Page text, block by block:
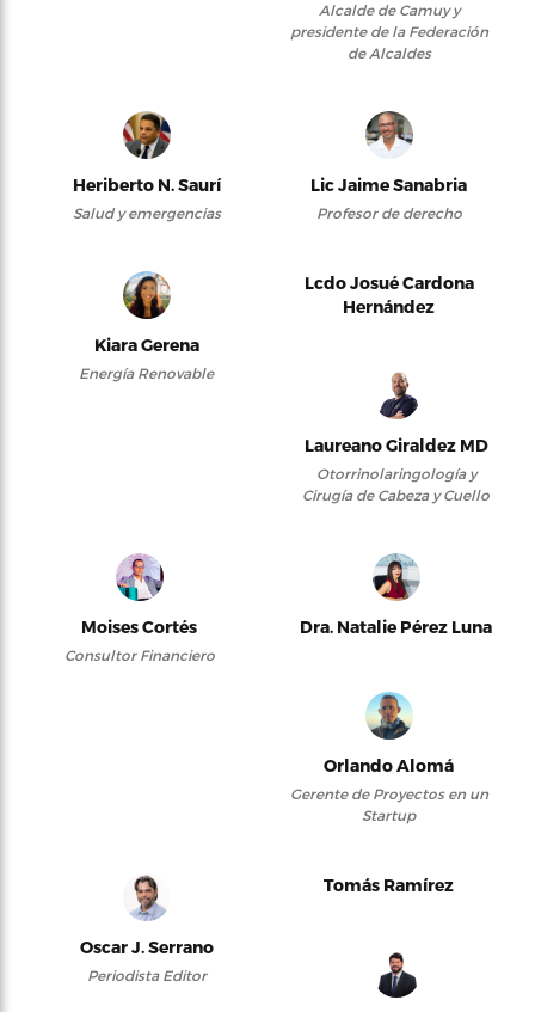
Alcalde de Camuy y
presidente de la Federación
de Alcaldes
Heriberto N. Saurí
Salud y emergencias
Lic Jaime Sanabria
Profesor de derecho
Kiara Gerena
Energía Renovable
Lcdo Josué Cardona
Hernández
Laureano Giraldez MD
Otorrinolaringología y
Cirugía de Cabeza y Cuello
Moises Cortés
Consultor Financiero
Dra. Natalie Pérez Luna
Orlando Alomá
Gerente de Proyectos en un
Startup
Oscar J. Serrano
Periodista Editor
Tomás Ramírez